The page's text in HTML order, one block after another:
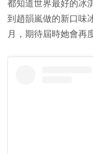
都知道世界最好的冰
到趙韻嵐做的新口味
月，期待屆時她會再